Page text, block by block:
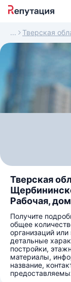
Тверская
Тверская
Рабочая,
Получите
общее
организаций
детальные
постройки,
материалы,
название,